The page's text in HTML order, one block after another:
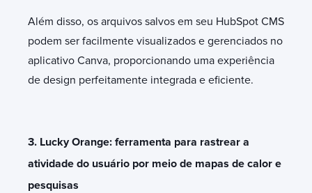
Além disso, os arquivos salvos em seu HubSpot CMS
podem ser facilmente visualizados e gerenciados no
aplicativo Canva, proporcionando uma experiência
de design perfeitamente integrada e eficiente.
3. Lucky Orange: ferramenta para rastrear a
atividade do usuário por meio de mapas de calor e
pesquisas